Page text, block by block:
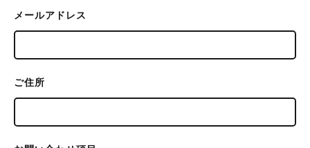
メールアドレス
ご住所